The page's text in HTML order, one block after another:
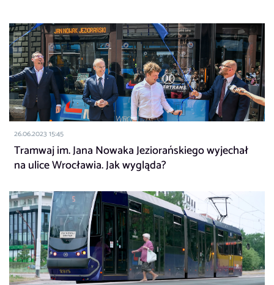
26.06.2023 15:45
Tramwaj im. Jana Nowaka Jeziorańskiego wyjechał
na ulice Wrocławia. Jak wygląda?